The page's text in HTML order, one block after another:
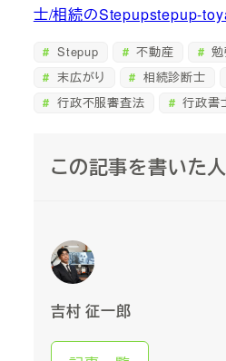
士/相続のStepupstepup-
Stepup 不動産
末広がり
相続診断士
行政不服審査法
行政書
この記事を書いた人
吉村 征一郎